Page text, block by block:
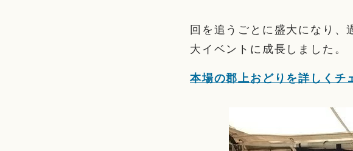
回を追うごとに盛大になり
大イベントに成長しました。
本場の郡上おどりを詳しくチ